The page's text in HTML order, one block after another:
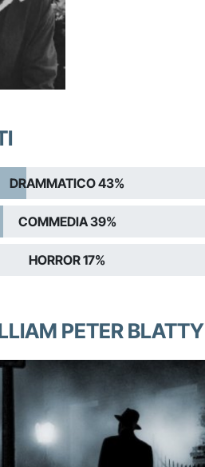
DRAMMATICO 43%
COMMEDIA 39%
HORROR 17%
PETER BLATTY